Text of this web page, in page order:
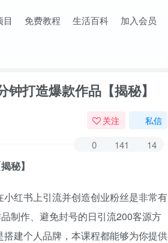
目 免费教程 生活百科 加入会员
打造爆款作品【揭秘】
关注 私信
0 141 14
秘】
红书上引流并创造创业粉丝是非常有
制作、避免封号的日引流200客源方
建个人品牌，本课程都能够为你提供